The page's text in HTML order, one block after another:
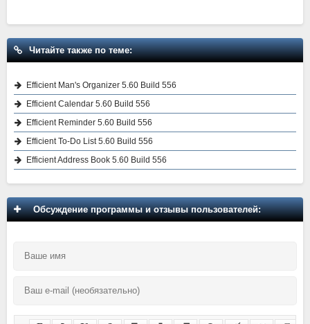
Читайте также по теме:
Efficient Man's Organizer 5.60 Build 556
Efficient Calendar 5.60 Build 556
Efficient Reminder 5.60 Build 556
Efficient To-Do List 5.60 Build 556
Efficient Address Book 5.60 Build 556
Обсуждение программы и отзывы пользователей: